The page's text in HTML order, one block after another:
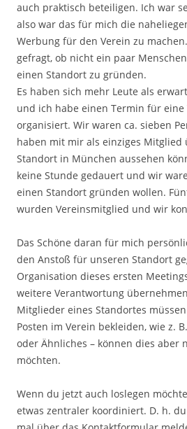
auch praktisch beteiligen. Ich war
also war das für mich die
Werbung für den Verein zu
gefragt, ob nicht ein paar
einen Standort zu gründen.
Es haben sich mehr Leute als
und ich habe einen Termin für eine
organisiert. Wir waren ca. sieben
haben mit mir als einziges Mitglied
Standort in München aussehen
keine Stunde gedauert und wir
einen Standort gründen wollen.
wurden Vereinsmitglied und wir
Das Schöne daran für mich
den Anstoß für unseren Standort
Organisation dieses ersten
weitere Verantwortung
Mitglieder eines Standortes
Posten im Verein bekleiden, wie z.
oder Ähnliches – können dies aber
möchten.
Wenn du jetzt auch loslegen
etwas zentraler koordiniert. D. h.